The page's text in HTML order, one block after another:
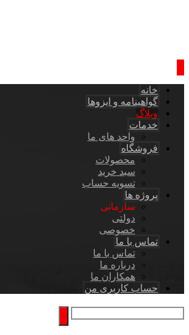
خانه
گواهینامه و ایزوها
وبلاگ
خدمات
واحد های ما
فروشگاه
محصولات
سبد خرید
تسویه حساب
پروژه ها
سازمانی
دولتی
خصوصی
تماس با ما
تماس با ما
درباره ما
همکاران ما
حساب کاربری من